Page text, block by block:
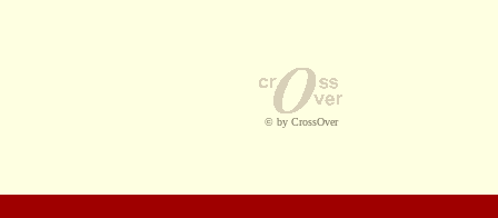
© by CrossOver